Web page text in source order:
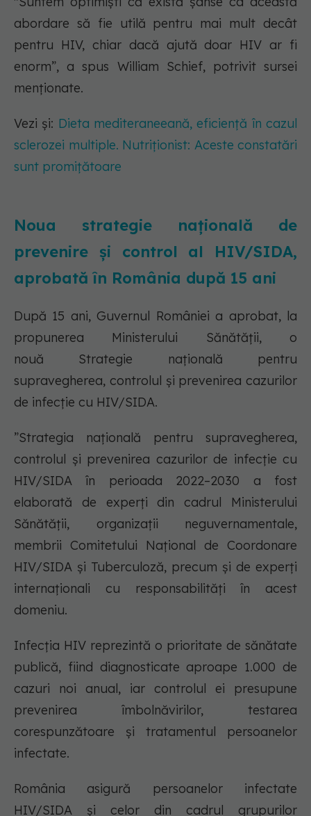
abordare să fie utilă pentru mai mult decât
pentru HIV, chiar dacă ajută doar HIV ar fi
enorm”, a spus William Schief, potrivit sursei
menționate.
Vezi și: Dieta mediteraneeană, eficiență în cazul
sclerozei multiple. Nutriționist: Aceste constatări
sunt promițătoare
Noua strategie națională de
prevenire și control al HIV/SIDA,
aprobată în România după 15 ani
După 15 ani, Guvernul României a aprobat, la
propunerea Ministerului Sănătății, o
nouă Strategie națională pentru
supravegherea, controlul și prevenirea cazurilor
de infecție cu HIV/SIDA.
”Strategia națională pentru supravegherea,
controlul și prevenirea cazurilor de infecție cu
HIV/SIDA în perioada 2022–2030 a fost
elaborată de experți din cadrul Ministerului
Sănătății, organizații neguvernamentale,
membrii Comitetului Național de Coordonare
HIV/SIDA și Tuberculoză, precum şi de experți
internaționali cu responsabilități în acest
domeniu.
Infecția HIV reprezintă o prioritate de sănătate
publică, fiind diagnosticate aproape 1.000 de
cazuri noi anual, iar controlul ei presupune
prevenirea îmbolnăvirilor, testarea
corespunzătoare și tratamentul persoanelor
infectate.
România asigură persoanelor infectate
HIV/SIDA și celor din cadrul grupurilor